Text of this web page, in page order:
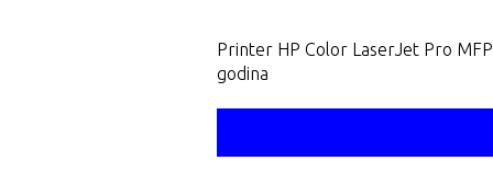
Printer HP Color LaserJet Pro
godina